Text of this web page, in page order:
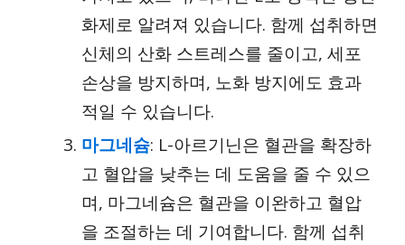
화제로 알려져 있습니다. 함께 섭취하면
신체의 산화 스트레스를 줄이고, 세포
손상을 방지하며, 노화 방지에도 효과
적일 수 있습니다.
마그네슘: L-아르기닌은 혈관을 확장하
고 혈압을 낮추는 데 도움을 줄 수 있으
며, 마그네슘은 혈관을 이완하고 혈압
을 조절하는 데 기여합니다. 함께 섭취